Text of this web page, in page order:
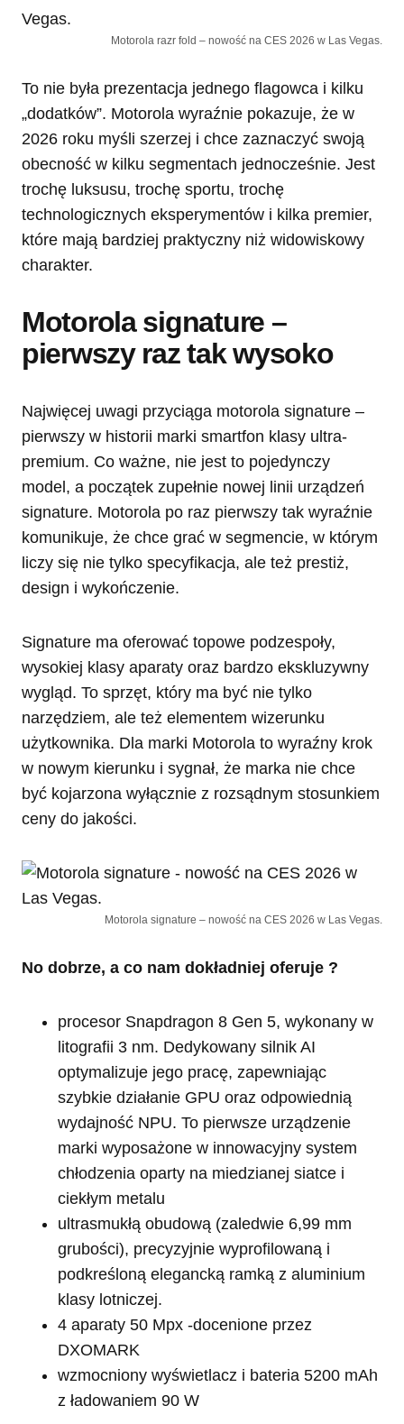
Motorola razr fold – nowość na CES 2026 w Las Vegas.
To nie była prezentacja jednego flagowca i kilku
„dodatków”. Motorola wyraźnie pokazuje, że w
2026 roku myśli szerzej i chce zaznaczyć swoją
obecność w kilku segmentach jednocześnie. Jest
trochę luksusu, trochę sportu, trochę
technologicznych eksperymentów i kilka premier,
które mają bardziej praktyczny niż widowiskowy
charakter.
Motorola signature –
pierwszy raz tak wysoko
Najwięcej uwagi przyciąga motorola signature –
pierwszy w historii marki smartfon klasy ultra-
premium. Co ważne, nie jest to pojedynczy
model, a początek zupełnie nowej linii urządzeń
signature. Motorola po raz pierwszy tak wyraźnie
komunikuje, że chce grać w segmencie, w którym
liczy się nie tylko specyfikacja, ale też prestiż,
design i wykończenie.
Signature ma oferować topowe podzespoły,
wysokiej klasy aparaty oraz bardzo ekskluzywny
wygląd. To sprzęt, który ma być nie tylko
narzędziem, ale też elementem wizerunku
użytkownika. Dla marki Motorola to wyraźny krok
w nowym kierunku i sygnał, że marka nie chce
być kojarzona wyłącznie z rozsądnym stosunkiem
ceny do jakości.
Motorola signature – nowość na CES 2026 w Las Vegas.
No dobrze, a co nam dokładniej oferuje ?
procesor Snapdragon 8 Gen 5, wykonany w
litografii 3 nm. Dedykowany silnik AI
optymalizuje jego pracę, zapewniając
szybkie działanie GPU oraz odpowiednią
wydajność NPU. To pierwsze urządzenie
marki wyposażone w innowacyjny system
chłodzenia oparty na miedzianej siatce i
ciekłym metalu
ultrasmukłą obudową (zaledwie 6,99 mm
grubości), precyzyjnie wyprofilowaną i
podkreśloną elegancką ramką z aluminium
klasy lotniczej.
4 aparaty 50 Mpx -docenione przez
DXOMARK
wzmocniony wyświetlacz i bateria 5200 mAh
z ładowaniem 90 W